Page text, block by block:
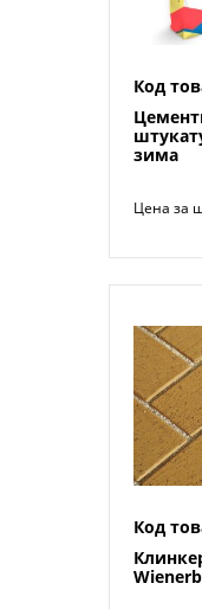
Код
зима
Цена за
Код